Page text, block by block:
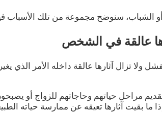
أو الشباب، سنوضح مجموعة من تلك الأسباب
ولا تزال آثارها عالقة داخله الأمر الذي
مراحل حياتهم وحاجاتهم للزواج أو
ما بقيت آثارها تعيقه عن ممارسة حياته